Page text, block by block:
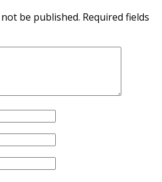
be published. Required fields